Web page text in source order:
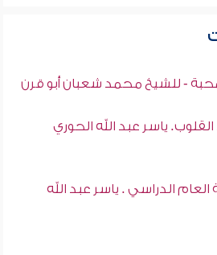
- للشيخ محمد شعبان أبو قرن
ياسر عبد الله الحوري
الدراسي . ياسر عبد الله